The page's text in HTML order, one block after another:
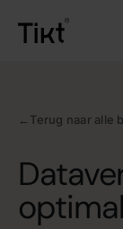
← Terug naar alle